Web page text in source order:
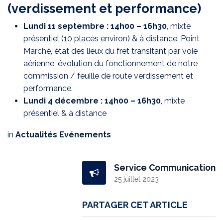
(verdissement et performance)
Lundi 11 septembre : 14h00 – 16h30, mixte
présentiel (10 places environ) & à distance. Point
Marché, état des lieux du fret transitant par voie
aérienne, évolution du fonctionnement de notre
commission / feuille de route verdissement et
performance.
Lundi 4 décembre : 14h00 – 16h30, mixte
présentiel & à distance
in Actualités Evénements
Service Communication
25 juillet 2023
PARTAGER CET ARTICLE